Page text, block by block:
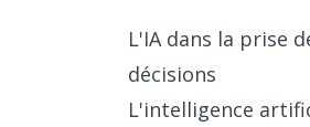
L'IA dans la prise
décisions
L'intelligence